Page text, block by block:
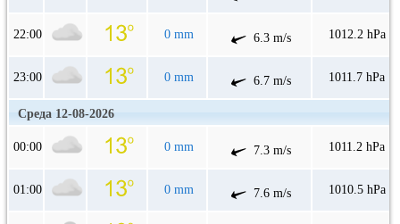
22:00 0 mm 6.3 m/s 1012.2 hPa
23:00 0 mm 6.7 m/s 1011.7 hPa
Среда 12-08-2026
00:00 0 mm 7.3 m/s 1011.2 hPa
01:00 0 mm 7.6 m/s 1010.5 hPa